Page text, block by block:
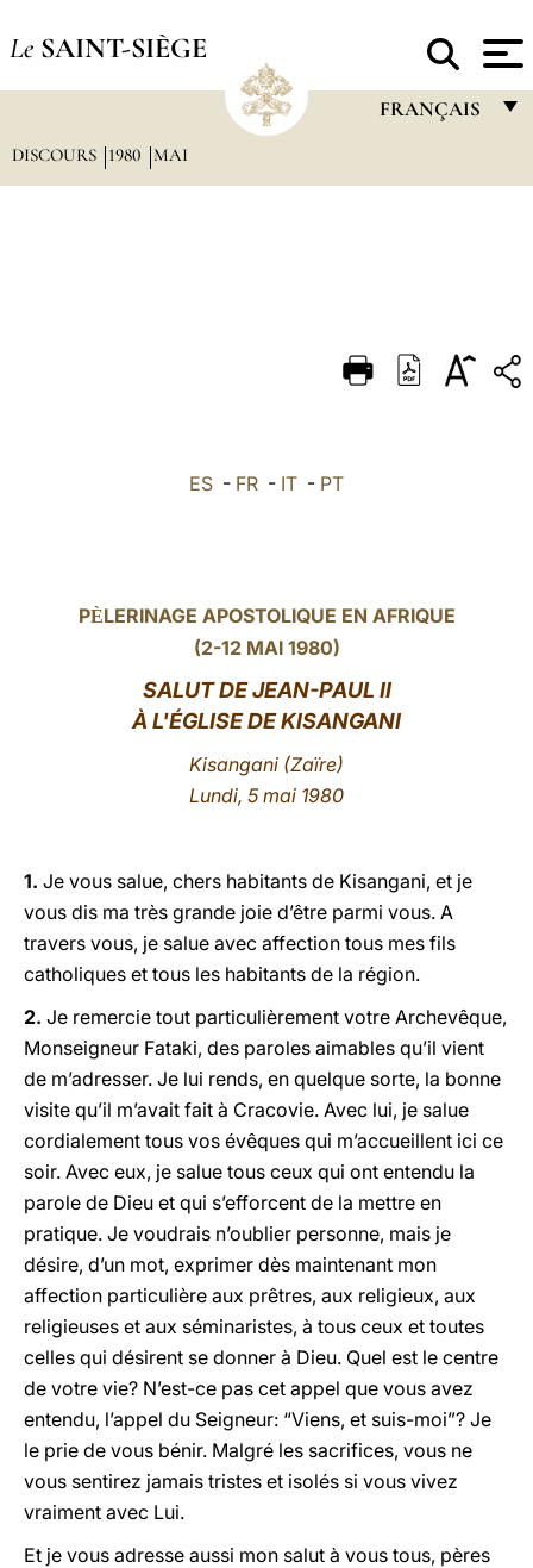
Le SAINT-SIÈGE
FRANÇAIS
DEUTSCH
DISCOURS 1980 MAI
ES - FR - IT - PT
PÈLERINAGE APOSTOLIQUE EN AFRIQUE
(2-12 MAI 1980)
SALUT DE JEAN-PAUL II
À L'ÉGLISE DE KISANGANI
Kisangani (Zaïre)
Lundi, 5 mai 1980
1. Je vous salue, chers habitants de Kisangani, et je
vous dis ma très grande joie d’être parmi vous. A
travers vous, je salue avec affection tous mes fils
catholiques et tous les habitants de la région.
2. Je remercie tout particulièrement votre Archevêque,
Monseigneur Fataki, des paroles aimables qu’il vient
de m’adresser. Je lui rends, en quelque sorte, la bonne
visite qu’il m’avait fait à Cracovie. Avec lui, je salue
cordialement tous vos évêques qui m’accueillent ici ce
soir. Avec eux, je salue tous ceux qui ont entendu la
parole de Dieu et qui s’efforcent de la mettre en
pratique. Je voudrais n’oublier personne, mais je
désire, d’un mot, exprimer dès maintenant mon
affection particulière aux prêtres, aux religieux, aux
religieuses et aux séminaristes, à tous ceux et toutes
celles qui désirent se donner à Dieu. Quel est le centre
de votre vie? N’est-ce pas cet appel que vous avez
entendu, l’appel du Seigneur: “Viens, et suis-moi”? Je
le prie de vous bénir. Malgré les sacrifices, vous ne
vous sentirez jamais tristes et isolés si vous vivez
vraiment avec Lui.
Et je vous adresse aussi mon salut à vous tous, pères